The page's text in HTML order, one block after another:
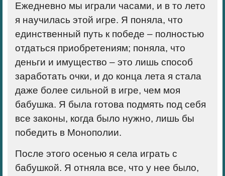
Ежедневно мы играли часами, и в то лето
я научилась этой игре. Я поняла, что
единственный путь к победе – полностью
отдаться приобретениям; поняла, что
деньги и имущество – это лишь способ
заработать очки, и до конца лета я стала
даже более сильной в игре, чем моя
бабушка. Я была готова подмять под себя
все законы, когда было нужно, лишь бы
победить в Монополии.
После этого осенью я села играть с
бабушкой. Я отняла все, что у нее было,